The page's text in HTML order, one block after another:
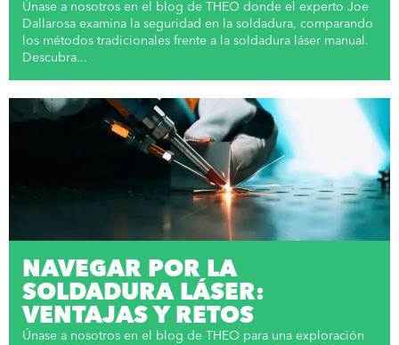
Únase a nosotros en el blog de THEO donde el experto Joe
Dallarosa examina la seguridad en la soldadura, comparando
los métodos tradicionales frente a la soldadura láser manual.
Descubra...
NAVEGAR POR LA
SOLDADURA LÁSER:
VENTAJAS Y RETOS
Únase a nosotros en el blog de THEO para una exploración